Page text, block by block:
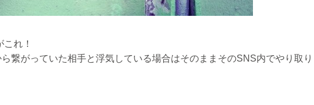
れ！
繋がっていた相手と浮気している場合はそのままそのSNS内でやり取